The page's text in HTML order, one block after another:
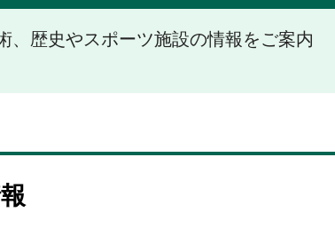
、歴史やスポーツ施設の情報をご案内